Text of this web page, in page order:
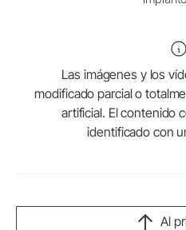
Las imágenes y los
modificado parcial o
artificial. El contenido
identificado con
Al